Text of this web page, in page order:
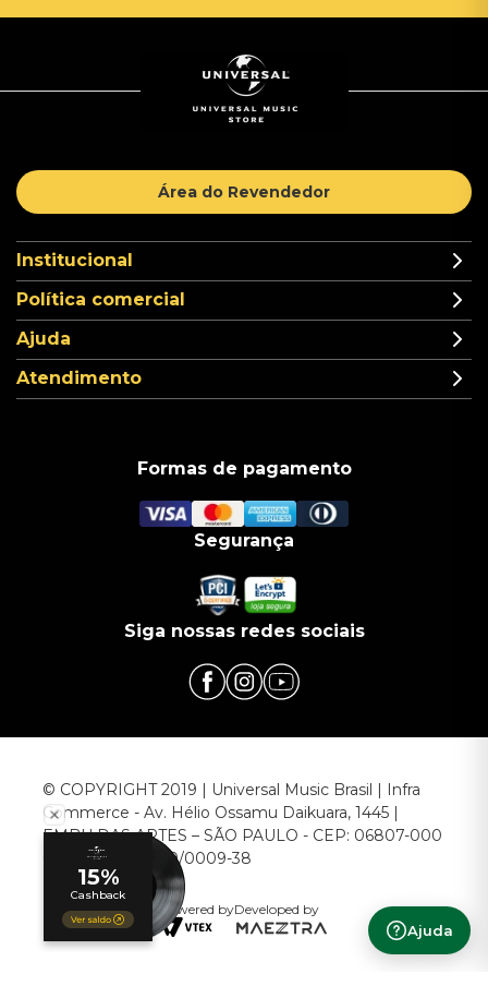
Ajuda
Área do Revendedor
Institucional
Política comercial
Ajuda
Atendimento
Formas de pagamento
Segurança
Siga nossas redes sociais
© COPYRIGHT 2019 | Universal Music Brasil | Infra
Commerce - Av. Hélio Ossamu Daikuara, 1445 |
EMBU DAS ARTES – SÃO PAULO - CEP: 06807-000
CNPJ: 00.952.789/0009-38
Powered byDeveloped by